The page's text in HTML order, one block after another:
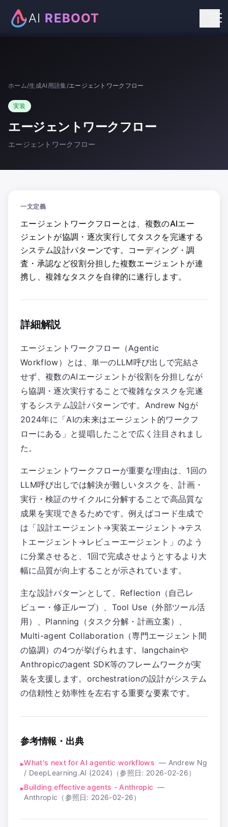
AI REBOOT
お知らせ
お問い合わせ
ホーム/生成AI用語集/エージェントワークフロー
実装
エージェントワークフロー
エージェントワークフロー
一文定義
エージェントワークフローとは、複数のAIエー
ジェントが協調・逐次実行してタスクを完遂する
システム設計パターンです。コーディング・調
査・承認など役割分担した複数エージェントが連
携し、複雑なタスクを自律的に遂行します。
詳細解説
エージェントワークフロー（Agentic
Workflow）とは、単一のLLM呼び出しで完結さ
せず、複数のAIエージェントが役割を分担しなが
ら協調・逐次実行することで複雑なタスクを完遂
するシステム設計パターンです。Andrew Ngが
2024年に「AIの未来はエージェント的ワークフ
ローにある」と提唱したことで広く注目されまし
た。
エージェントワークフローが重要な理由は、1回の
LLM呼び出しでは解決が難しいタスクを、計画・
実行・検証のサイクルに分解することで高品質な
成果を実現できるためです。例えばコード生成で
は「設計エージェント→実装エージェント→テス
トエージェント→レビューエージェント」のよう
に分業させると、1回で完成させようとするより大
幅に品質が向上することが示されています。
主な設計パターンとして、Reflection（自己レ
ビュー・修正ループ）、Tool Use（外部ツール活
用）、Planning（タスク分解・計画立案）、
Multi-agent Collaboration（専門エージェント間
の協調）の4つが挙げられます。langchainや
Anthropicのagent SDK等のフレームワークが実
装を支援します。orchestrationの設計がシステム
の信頼性と効率性を左右する重要な要素です。
参考情報・出典
▸What's next for AI agentic workflows — Andrew Ng
/ DeepLearning.AI (2024) （参照日: 2026-02-26）
▸Building effective agents - Anthropic —
Anthropic （参照日: 2026-02-26）